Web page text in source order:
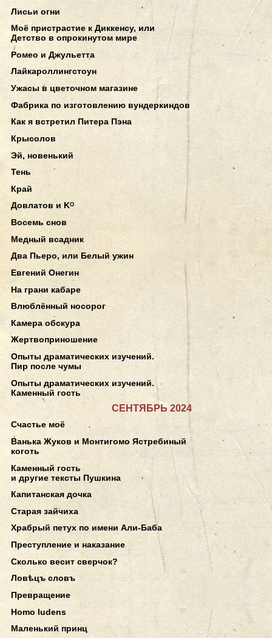
Лисьи огни
Моё пристрастие к Диккенсу, или
Детство в опрокинутом мире
Ромео и Джульетта
Лайкароллингстоун
Ужасы в цветочном магазине
Фабрика по изготовлению вундеркиндов
Как я встретил Питера Пэна
Крысолов
Эй, новенький
Тень
Край
Довлатов и Kᴼ
Восемь снов
Медный всадник
Два Пьеро, или Белый ужин
Евгений Онегин
На грани кабаре
Влюблённый носорог
Камера обскура
Жертвоприношение
Опыты драматических изучений.
Пир после чумы
Опыты драматических изучений.
Каменный гость
СЕНТЯБРЬ 2024
Счастье моё
Ванька Жуков и Монтигомо Ястребиный
коготь
Каменный гость
и другие тексты Пушкина
Капитанская дочка
Старая зайчиха
Храбрый петух по имени Али-Баба
Преступление и наказание
Сколько весит сверчок?
Ловѣцъ словъ
Превращение
Homo ludens
Маленький принц